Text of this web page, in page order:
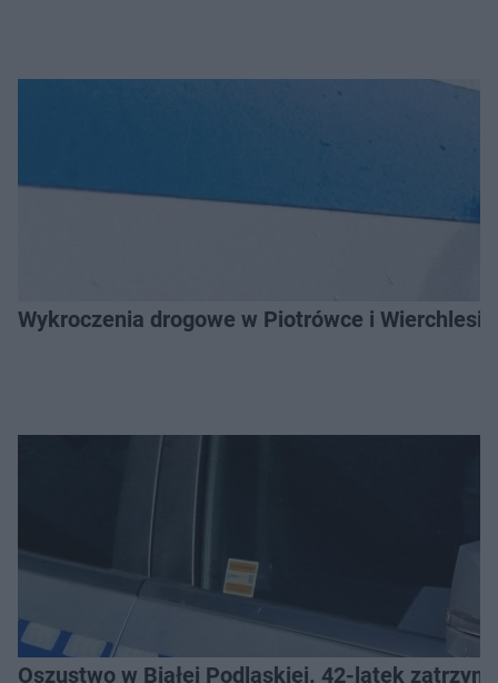
Wykroczenia drogowe w Piotrówce i
Oszustwo w Białej Podlaskiej. 42-latek